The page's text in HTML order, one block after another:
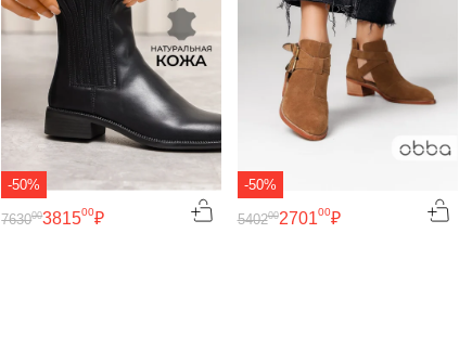
-50%
381500₽
763000
-50%
270100₽
540200